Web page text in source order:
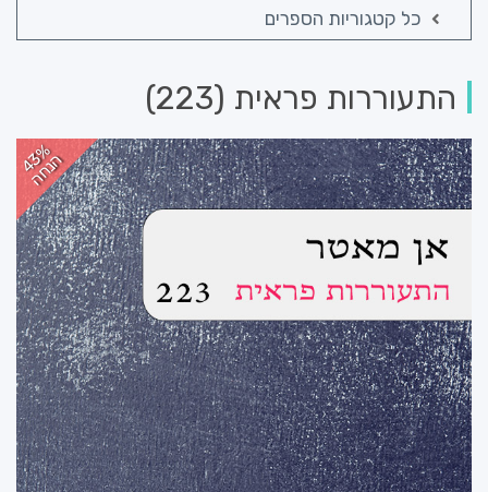
כל קטגוריות הספרים
התעוררות פראית (223)
43%
הנחה